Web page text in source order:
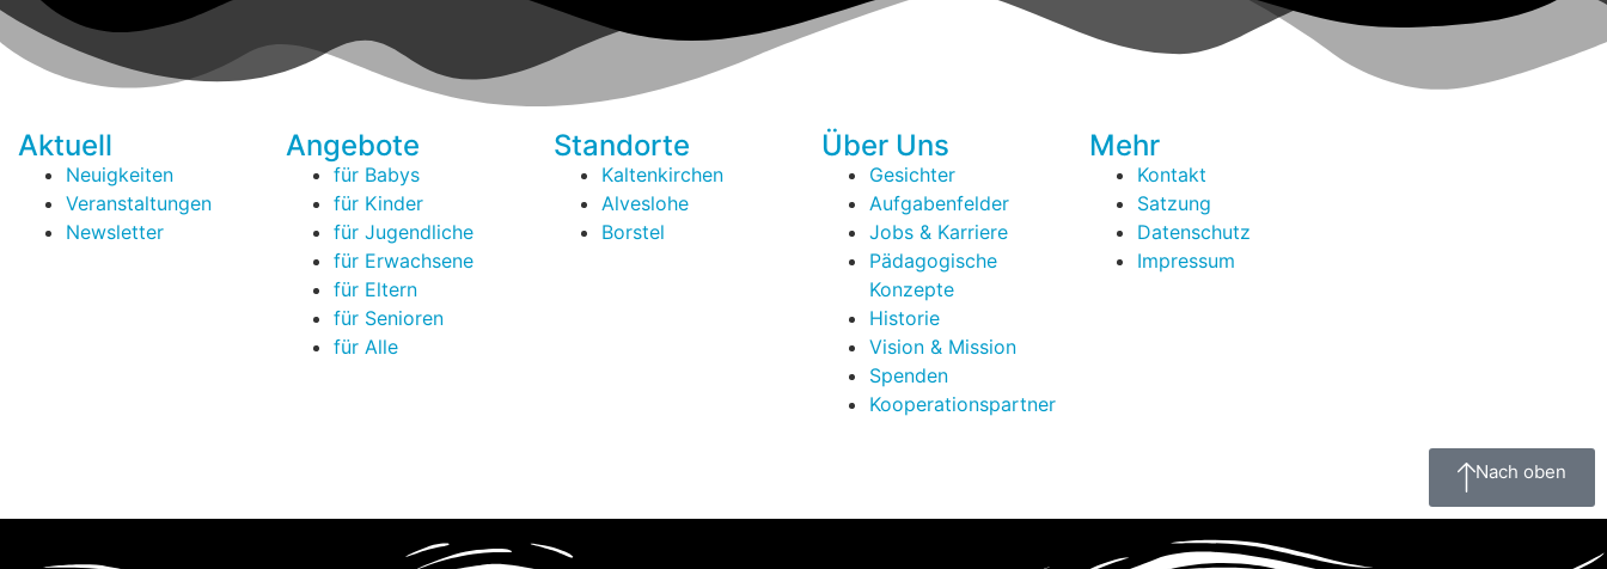
Aktuell
Neuigkeiten
Veranstaltungen
Newsletter
Angebote
für Babys
für Kinder
für Jugendliche
für Erwachsene
für Eltern
für Senioren
für Alle
Standorte
Kaltenkirchen
Alveslohe
Borstel
Über Uns
Gesichter
Aufgabenfelder
Jobs & Karriere
Pädagogische
Konzepte
Historie
Vision & Mission
Spenden
Kooperationspartner
Mehr
Kontakt
Satzung
Datenschutz
Impressum
Nach oben